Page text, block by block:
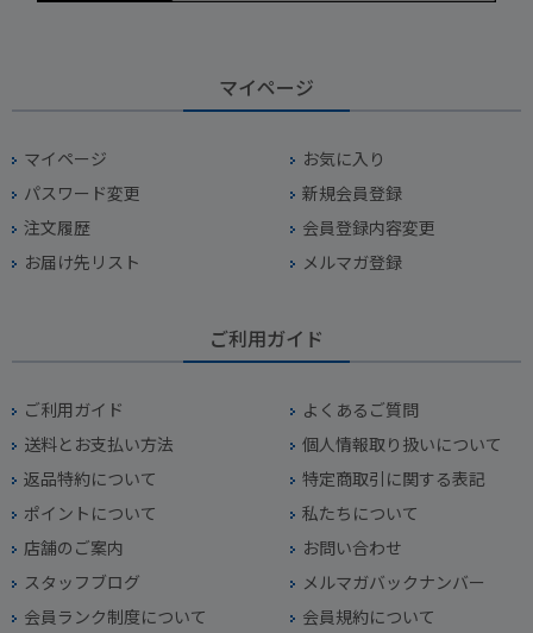
マイページ
マイページ
お気に入り
パスワード変更
新規会員登録
注文履歴
会員登録内容変更
お届け先リスト
メルマガ登録
ご利用ガイド
ご利用ガイド
よくあるご質問
送料とお支払い方法
個人情報取り扱いについて
返品特約について
特定商取引に関する表記
ポイントについて
私たちについて
店舗のご案内
お問い合わせ
スタッフブログ
メルマガバックナンバー
会員ランク制度について
会員規約について